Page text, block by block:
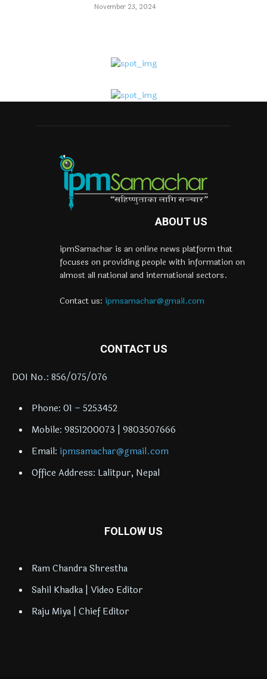
November 23, 2024
ABOUT US
ipmSamachar is an online news platform that
focuses on providing people with information on
almost all national and international sectors.
Contact us: ipmsamachar@gmail.com
CONTACT US
DOI No.: 856/075/076
Phone: 01 – 5253452
Mobile: 9851200073 | 9803507666
Email: ipmsamachar@gmail.com
Office Address: Lalitpur, Nepal
FOLLOW US
Ram Chandra Shrestha
Sahil Khadka | Video Editor
Raju Miya | Chief Editor